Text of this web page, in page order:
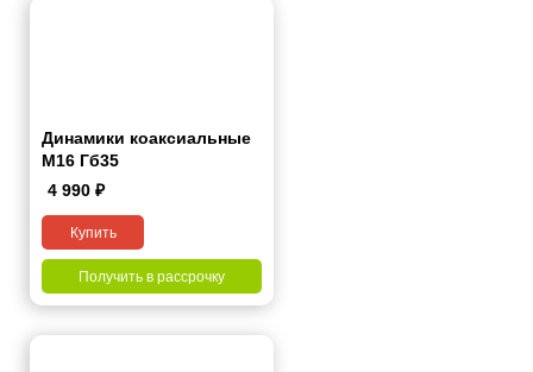
Динамики коаксиальные
M16 Гб35
4 990 ₽
Купить
Получить в рассрочку